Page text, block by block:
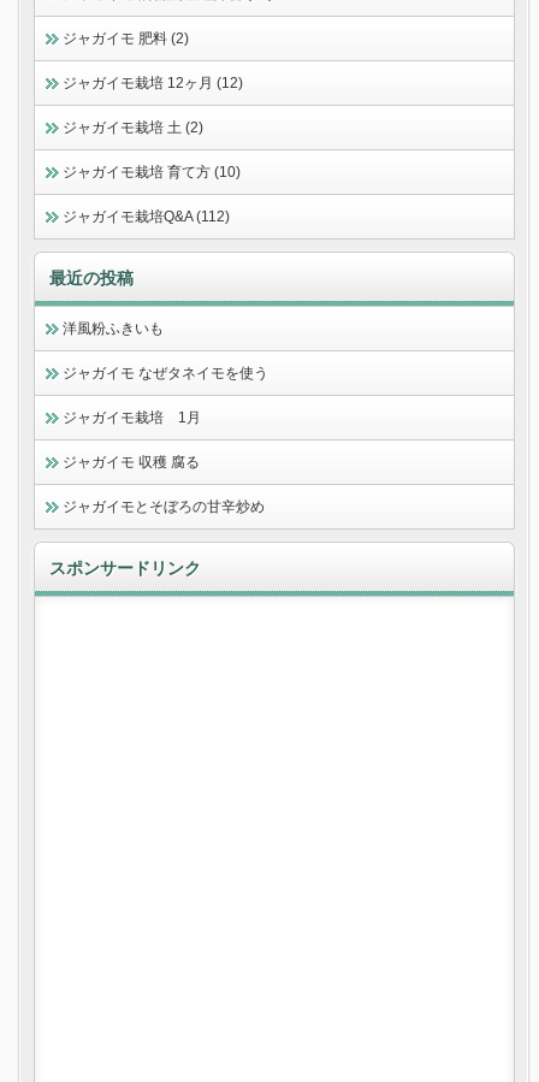
ジャガイモ 肥料 (2)
ジャガイモ栽培 12ヶ月 (12)
ジャガイモ栽培 土 (2)
ジャガイモ栽培 育て方 (10)
ジャガイモ栽培Q&A (112)
最近の投稿
洋風粉ふきいも
ジャガイモ なぜタネイモを使う
ジャガイモ栽培 1月
ジャガイモ 収穫 腐る
ジャガイモとそぼろの甘辛炒め
スポンサードリンク